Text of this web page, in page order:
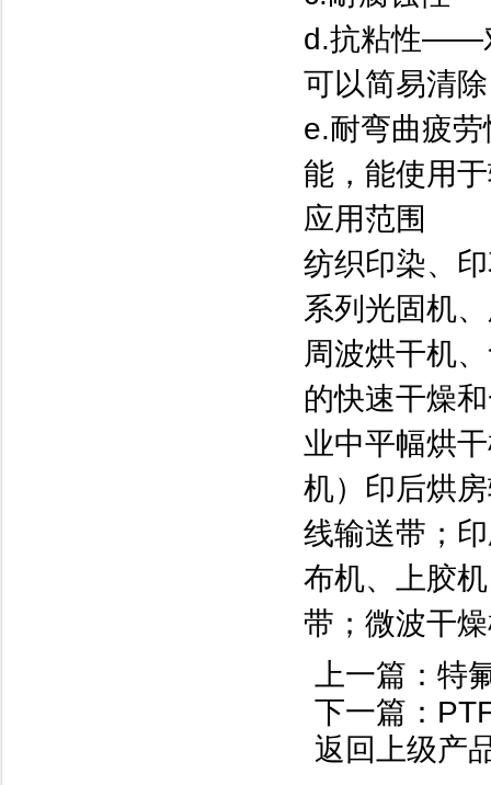
d.抗粘性——
可以简易清除
e.耐弯曲疲
能，能使用
应用范围
纺织印染、
系列光固机
周波烘干机
的快速干燥
业中平幅烘
机）印后烘
线输送带；
布机、上胶
带；微波干
上一篇： 特
下一篇：
返回上级产